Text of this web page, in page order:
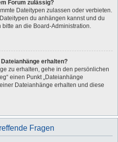
Forum zulässig?
Dateitypen zulassen oder verbieten.
du anhängen kannst und du
an die Board-Administration.
erhalten?
zu erhalten, gehe in den persönlichen
einen Punkt „Dateianhänge
Dateianhänge erhalten und diese
Fragen